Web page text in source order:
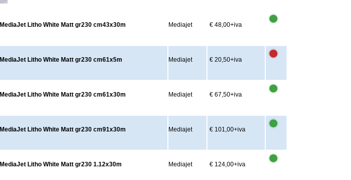
MediaJet Litho White Matt gr230 cm43x30m Mediajet € 48,00+iva
MediaJet Litho White Matt gr230 cm61x5m Mediajet € 20,50+iva
MediaJet Litho White Matt gr230 cm61x30m Mediajet € 67,50+iva
MediaJet Litho White Matt gr230 cm91x30m Mediajet € 101,00+iva
MediaJet Litho White Matt gr230 1.12x30m Mediajet € 124,00+iva